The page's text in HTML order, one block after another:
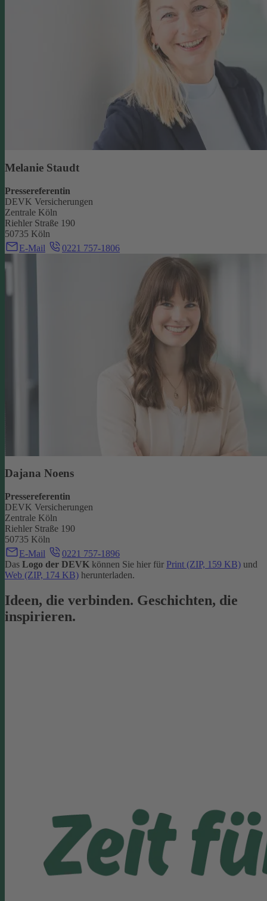
Melanie Staudt
Pressereferentin
DEVK Versicherungen
Zentrale Köln
Riehler Straße 190
50735 Köln
E-Mail
0221 757-1806
Dajana Noens
Pressereferentin
DEVK Versicherungen
Zentrale Köln
Riehler Straße 190
50735 Köln
E-Mail
0221 757-1896
Das Logo der DEVK können Sie hier für Print (ZIP, 159 KB) und
Web (ZIP, 174 KB) herunterladen.
Ideen, die verbinden. Geschichten, die
inspirieren.